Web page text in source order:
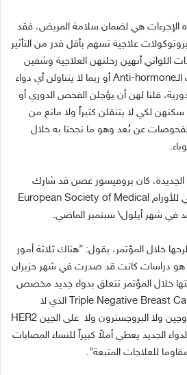
الإجرءات هي لضمان سلامة المريض، فقد
علاجية تسهم بأقل قدر من التأثير
اللواتي أنهين رحلتهن العلاجية وشفين
من السرطان ويتناولن حبوب الـAnti-hormone أو ربما لا يتناولن أي دواء
قلنا لهن أن يؤجلن الفحص الدوري أو
لكي لا يتنقلن كثيراً ولا مانع من
الفحوصات عن بُعد وهو ما نجحنا به خلال
الجديدة، كان بروفيسور غصن قد شارك
إفتراضياً في المؤتمر الأوروبي للأورام European Society of Medical
خلال المؤتمر، يقول: ”هناك ثلاثة أمور
هو دراسات كانت قد صدرت في شهر حزيران
خلال المؤتمر تتعلق بدواء جديد مخصص
لسرطان الثدي من نوع Triple Negative Breast Cancer الذي لا
يستجيب على هرمون الإستروجين ولا البروجسترون ولا على الجين HER2
الجديد يعطي أملاً كبيراً للنساء المصابات
للعلاجات المتبعة”.